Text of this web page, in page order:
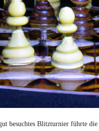
besuchtes Blitzturnier führte